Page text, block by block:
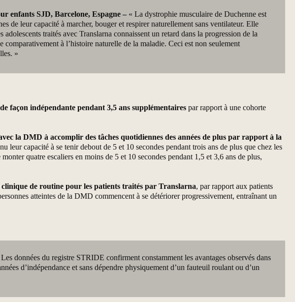
enfants SJD, Barcelone, Espagne – « La dystrophie musculaire de Duchenne est
de leur capacité à marcher, bouger et respirer naturellement sans ventilateur. Elle
traités avec Translarna connaissent un retard dans la progression de la
à l’histoire naturelle de la maladie. Ceci est non seulement
»
façon indépendante pendant 3,5 ans supplémentaires par rapport à une cohorte
la DMD à accomplir des tâches quotidiennes des années de plus par rapport à la
leur capacité à se tenir debout de 5 et 10 secondes pendant trois ans de plus que chez les
quatre escaliers en moins de 5 et 10 secondes pendant 1,5 et 3,6 ans de plus,
de routine pour les patients traités par Translarna, par rapport aux patients
atteintes de la DMD commencent à se détériorer progressivement, entraînant un
données du registre STRIDE confirment constamment les avantages observés dans
d’indépendance et sans dépendre physiquement d’un fauteuil roulant ou d’un